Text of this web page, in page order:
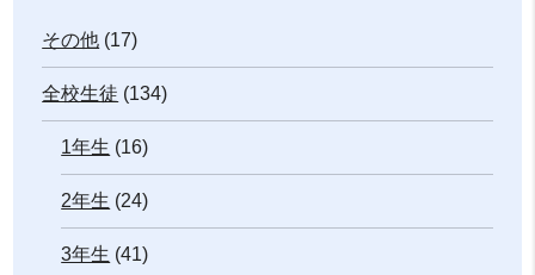
その他 (17)
全校生徒 (134)
1年生 (16)
2年生 (24)
3年生 (41)